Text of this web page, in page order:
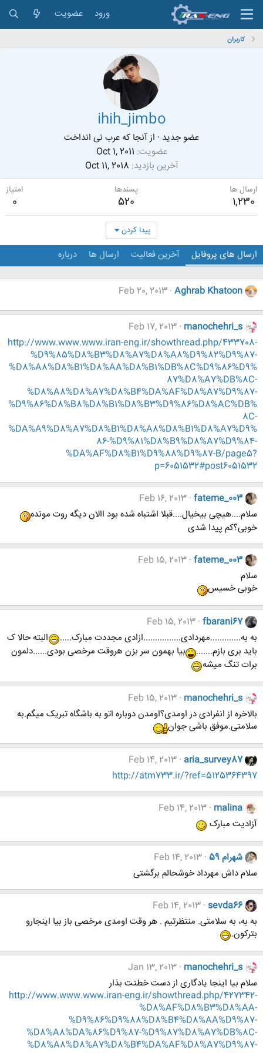
ورود عضویت
کاربران
ihih_jimbo
عضو جدید · ازآنجا که عرب نی انداخت
عضویت Oct 1, 2011
آخرین بازدید Oct 11, 2018
ارسال ها
1,230
پسندها
520
امتیاز
0
پیدا کردن
ارسال های پروفایل آخرین فعالیت ارسال ها درباره
Aghrab Khatoon
Feb 20, 2013
manochehri_s
Feb 17, 2013
http://www.www.www.iran-eng.ir/showthread.php/433708-
%D9%85%D8%B3%D8%A7%D8%A8%D9%82%D9%87-
%D8%A8%D8%B1%D8%AA%D8%B1%DB%8C%D9%86%D9%
87%D8%A7%DB%8C-
%D8%A8%D8%A7%D8%B4%DA%AF%D8%A7%D9%87-
%D9%86%D8%B8%D8%B1%D8%B3%D9%86%D8%AC%DB%
8C-
%DA%A9%D8%A7%D8%B1%D8%A8%D8%B1%D8%A7%D9%
86-%D9%81%D8%B9%D8%A7%D9%84-
%DA%AF%D8%B1%D9%88%D9%87-B/page5?
p=6051532#post6051532
fateme_003
Feb 16, 2013
سلام....هیچی بیخیال....قبلا اشتباه شده بود االان دیگه روت مونده
خوبی؟کم پیدا شدی
fateme_003
Feb 15, 2013
سلام
خوبی خسیس
fbarani67
Feb 15, 2013
به به.............مهردادی................ازادی مجددت مبارک.....
البته حالا ک
باید بری بازم.......
بیا بهمون سر بزن هروقت مرخصی بودی......دلمون
برات تنگ میشه
manochehri_s
Feb 15, 2013
بالاخره از انفرادی در اومدی؟اومدن دوباره اتو به باشگاه تبریک میگم.به
سلامتی.موفق باشی جوان
aria_survey87
Feb 14, 2013
http://atm733.ir/?ref=5125364397
malina
Feb 14, 2013
آزادیت مبارک
شهرام 59
Feb 14, 2013
سلام داش مهرداد خوشحالم برگشتی
sevda66
Feb 14, 2013
به به، به سلامتی. منتظرتیم . هر وقت اومدی مرخصی باز بیا اینجارو
بترکون.
manochehri_s
Jan 13, 2013
سلام بیا اینجا یادگاری از دست خطتت بذار
http://www.www.www.iran-eng.ir/showthread.php/427342-
%D8%AF%D8%B3%D8%AA-
%D9%86%D9%88%D8%B4%D8%AA%D9%87-
%D8%A8%DA%86%D9%87-%D9%87%D8%A7%DB%8C-
%D8%A8%D8%A7%D8%B4%DA%AF%D8%A7%D9%87-